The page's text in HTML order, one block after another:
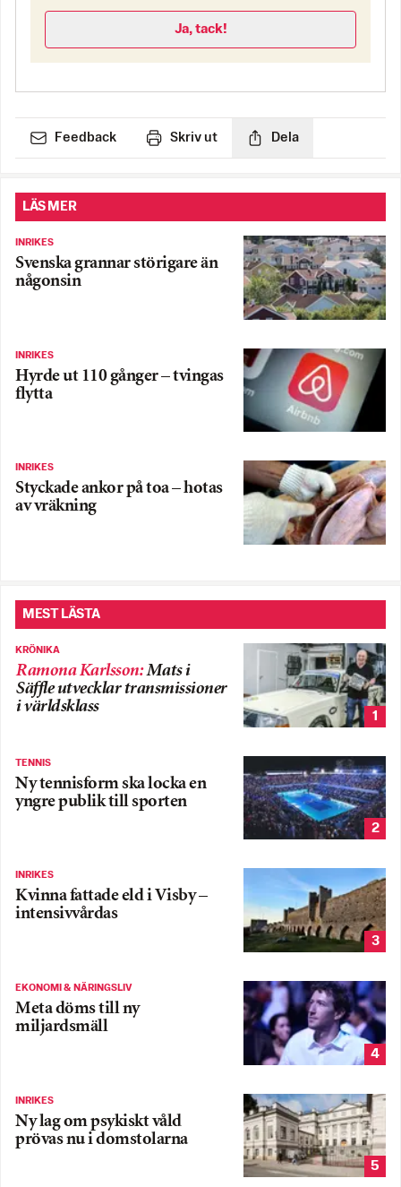
Ja, tack!
Feedback Skriv ut Dela
LÄS MER
INRIKES
Svenska grannar störigare än
någonsin
INRIKES
Hyrde ut 110 gånger – tvingas
flytta
INRIKES
Styckade ankor på toa – hotas
av vräkning
MEST LÄSTA
KRÖNIKA
Ramona Karlsson:Mats i
Säffle utvecklar transmissioner
i världsklass
1
TENNIS
Ny tennisform ska locka en
yngre publik till sporten
2
INRIKES
Kvinna fattade eld i Visby –
intensivvårdas
3
EKONOMI & NÄRINGSLIV
Meta döms till ny
miljardsmäll
4
INRIKES
Ny lag om psykiskt våld
prövas nu i domstolarna
5